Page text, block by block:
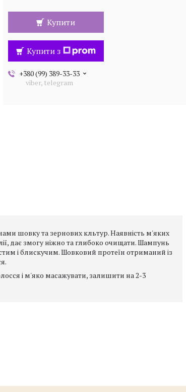
Купити
Купити з
+380 (99) 389-33-33
viber, telegram
шовку та зернових кльтур. Наявність м'яких
дає змогу ніжно та глибоко очищати. Шампунь
і блискучим. Шовковий протеїн отриманий із
і м'яко масажувати, залишити на 2-3